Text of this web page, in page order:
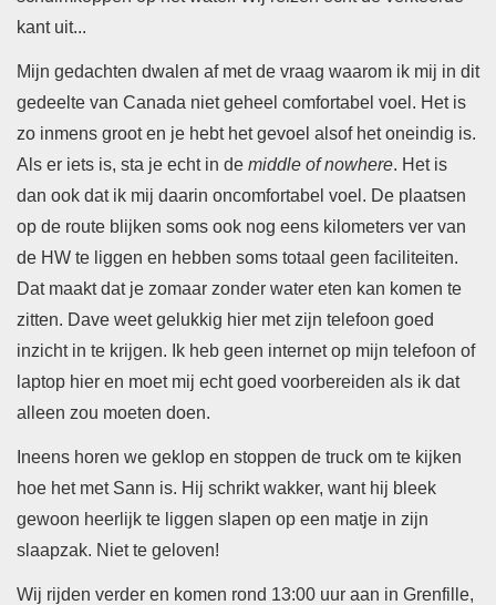
kant uit...
Mijn gedachten dwalen af met de vraag waarom ik mij in dit
gedeelte van Canada niet geheel comfortabel voel. Het is
zo inmens groot en je hebt het gevoel alsof het oneindig is.
Als er iets is, sta je echt in de middle of nowhere. Het is
dan ook dat ik mij daarin oncomfortabel voel. De plaatsen
op de route blijken soms ook nog eens kilometers ver van
de HW te liggen en hebben soms totaal geen faciliteiten.
Dat maakt dat je zomaar zonder water eten kan komen te
zitten. Dave weet gelukkig hier met zijn telefoon goed
inzicht in te krijgen. Ik heb geen internet op mijn telefoon of
laptop hier en moet mij echt goed voorbereiden als ik dat
alleen zou moeten doen.
Ineens horen we geklop en stoppen de truck om te kijken
hoe het met Sann is. Hij schrikt wakker, want hij bleek
gewoon heerlijk te liggen slapen op een matje in zijn
slaapzak. Niet te geloven!
Wij rijden verder en komen rond 13:00 uur aan in Grenfille,